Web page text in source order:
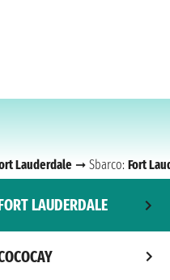
Lauderdale ➞ Sbarco: Fort
LAUDERDALE